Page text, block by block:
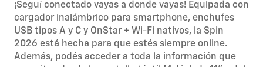
¡Seguí conectado vayas a donde vayas! Equipada con
cargador inalámbrico para smartphone, enchufes
USB tipos A y C y OnStar + Wi-Fi nativos, la Spin
2026 está hecha para que estés siempre online.
Además, podés acceder a toda la información que